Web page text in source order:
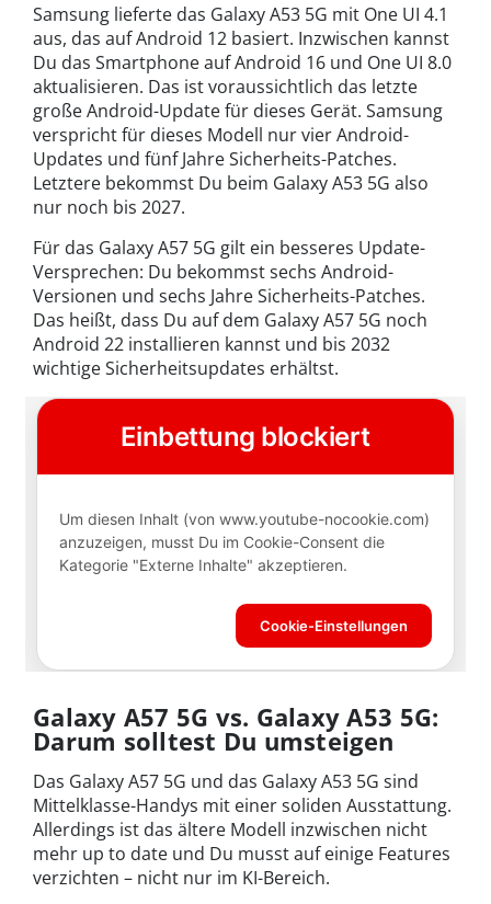
Samsung lieferte das Galaxy A53 5G mit One UI 4.1
aus, das auf Android 12 basiert. Inzwischen kannst
Du das Smartphone auf Android 16 und One UI 8.0
aktualisieren. Das ist voraussichtlich das letzte
große Android-Update für dieses Gerät. Samsung
verspricht für dieses Modell nur vier Android-
Updates und fünf Jahre Sicherheits-Patches.
Letztere bekommst Du beim Galaxy A53 5G also
nur noch bis 2027.
Für das Galaxy A57 5G gilt ein besseres Update-
Versprechen: Du bekommst sechs Android-
Versionen und sechs Jahre Sicherheits-Patches.
Das heißt, dass Du auf dem Galaxy A57 5G noch
Android 22 installieren kannst und bis 2032
wichtige Sicherheitsupdates erhältst.
Galaxy A57 5G vs. Galaxy A53 5G:
Darum solltest Du umsteigen
Das Galaxy A57 5G und das Galaxy A53 5G sind
Mittelklasse-Handys mit einer soliden Ausstattung.
Allerdings ist das ältere Modell inzwischen nicht
mehr up to date und Du musst auf einige Features
verzichten – nicht nur im KI-Bereich.